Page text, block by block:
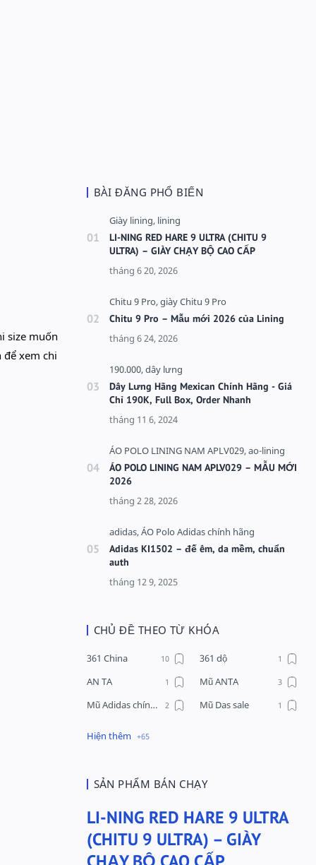
size muốn
để xem chi
BÀI ĐĂNG PHỔ BIẾN
LI-NING RED HARE 9 ULTRA (CHITU 9
ULTRA) – GIÀY CHẠY BỘ CAO CẤP
Chitu 9 Pro – Mẫu mới 2026 của Lining
Dây Lưng Hãng Mexican Chính Hãng - Giá
Chỉ 190K, Full Box, Order Nhanh
ÁO POLO LINING NAM APLV029 – MẪU MỚI
2026
Adidas KI1502 – đế êm, da mềm, chuẩn
auth
CHỦ ĐỀ THEO TỪ KHÓA
361 China
361 dộ
AN TA
Mũ ANTA
Mũ Adidas chính hãng
Mũ Das sale
Phụ kiện Acer
Quần nỉ nam Lining
Quần short nam Lining
Remax
Sale giày Anta nữ
SẢN PHẨM BÁN CHẠY
LI-NING RED HARE 9 ULTRA
(CHITU 9 ULTRA) – GIÀY